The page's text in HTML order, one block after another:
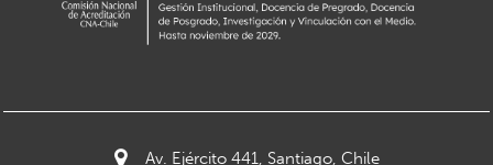
Av. Ejército 441, Santiago, Chile